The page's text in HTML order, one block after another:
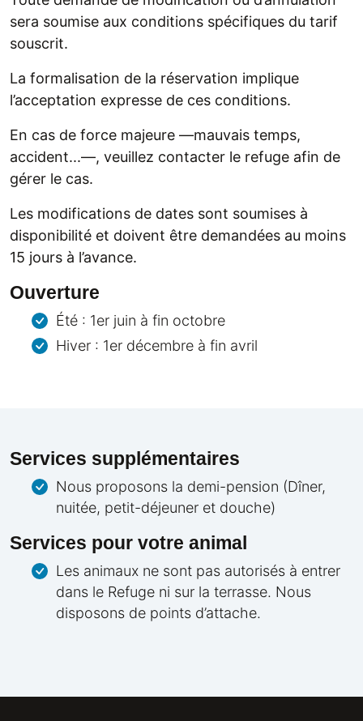
sera soumise aux conditions spécifiques du tarif
souscrit.
La formalisation de la réservation implique
l’acceptation expresse de ces conditions.
En cas de force majeure —mauvais temps,
accident...—, veuillez contacter le refuge afin de
gérer le cas.
Les modifications de dates sont soumises à
disponibilité et doivent être demandées au moins
15 jours à l’avance.
Ouverture
Été : 1er juin à fin octobre
Hiver : 1er décembre à fin avril
Services supplémentaires
Nous proposons la demi-pension (Dîner,
nuitée, petit-déjeuner et douche)
Services pour votre animal
Les animaux ne sont pas autorisés à entrer
dans le Refuge ni sur la terrasse. Nous
disposons de points d’attache.